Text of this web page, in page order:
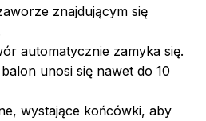
znajdującym się
automatycznie zamyka się.
unosi się nawet do 10
wystające końcówki, aby